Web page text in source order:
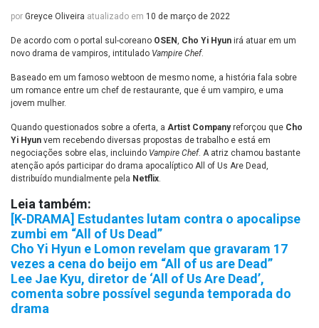
por Greyce Oliveira atualizado em 10 de março de 2022
De acordo com o portal sul-coreano OSEN, Cho Yi Hyun irá atuar em um
novo drama de vampiros, intitulado Vampire Chef.
Baseado em um famoso webtoon de mesmo nome, a história fala sobre
um romance entre um chef de restaurante, que é um vampiro, e uma
jovem mulher.
Quando questionados sobre a oferta, a Artist Companyreforçou que Cho
Yi Hyun vem recebendo diversas propostas de trabalho e está em
negociações sobre elas, incluindo Vampire Chef. A atriz chamou bastante
atenção após participar do drama apocalíptico All of Us Are Dead,
distribuído mundialmente pela Netflix.
Leia também:
[K-DRAMA] Estudantes lutam contra o apocalipse
zumbi em “All of Us Dead”
Cho Yi Hyun e Lomon revelam que gravaram 17
vezes a cena do beijo em “All of us are Dead”
Lee Jae Kyu, diretor de ‘All of Us Are Dead’,
comenta sobre possível segunda temporada do
drama